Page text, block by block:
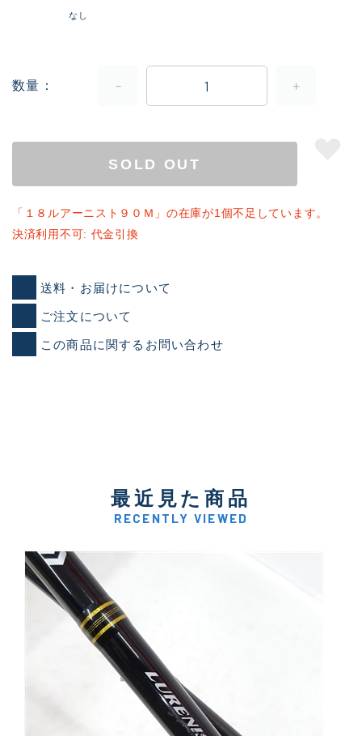
なし
数量
SOLD OUT
「１８ルアーニスト９０Ｍ」の在庫が1個不足しています。
決済利用不可: 代金引換
送料・お届けについて
ご注文について
この商品に関するお問い合わせ
最近見た商品
RECENTLY VIEWED